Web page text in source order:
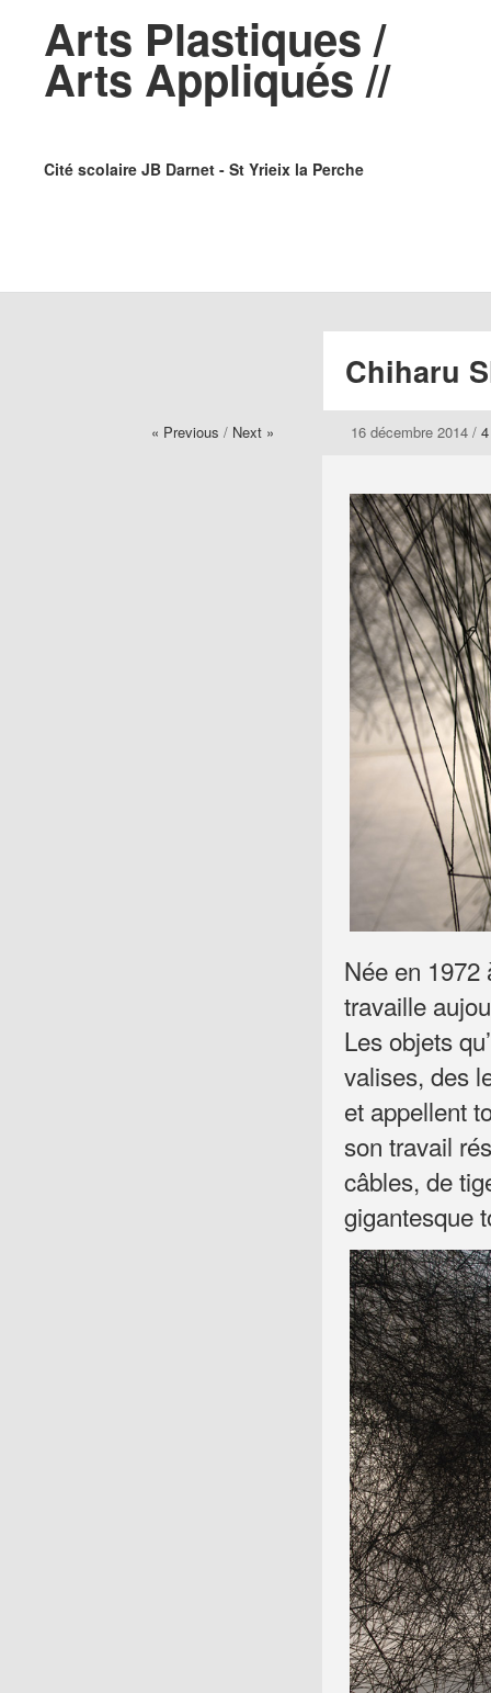
Arts Plastiques /
Arts Appliqués //
Cité scolaire JB Darnet - St Yrieix la Perche
Chiharu
« Previous / Next » 16 décembre 2014 /
Née en 1972
travaille
Les objets
valises, des
et appellent
son travail
câbles, de
gigantesque